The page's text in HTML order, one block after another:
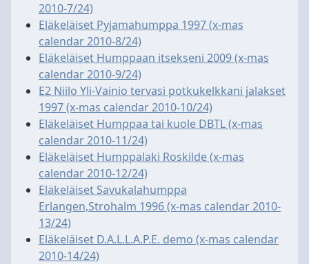
2010-7/24)
Eläkeläiset Pyjamahumppa 1997 (x-mas
calendar 2010-8/24)
Eläkeläiset Humppaan itsekseni 2009 (x-mas
calendar 2010-9/24)
E2 Niilo Yli-Vainio tervasi potkukelkkani jalakset
1997 (x-mas calendar 2010-10/24)
Eläkeläiset Humppaa tai kuole DBTL (x-mas
calendar 2010-11/24)
Eläkeläiset Humppalaki Roskilde (x-mas
calendar 2010-12/24)
Eläkeläiset Savukalahumppa
Erlangen,Strohalm 1996 (x-mas calendar 2010-
13/24)
Eläkeläiset D.A.L.L.A.P.E. demo (x-mas calendar
2010-14/24)